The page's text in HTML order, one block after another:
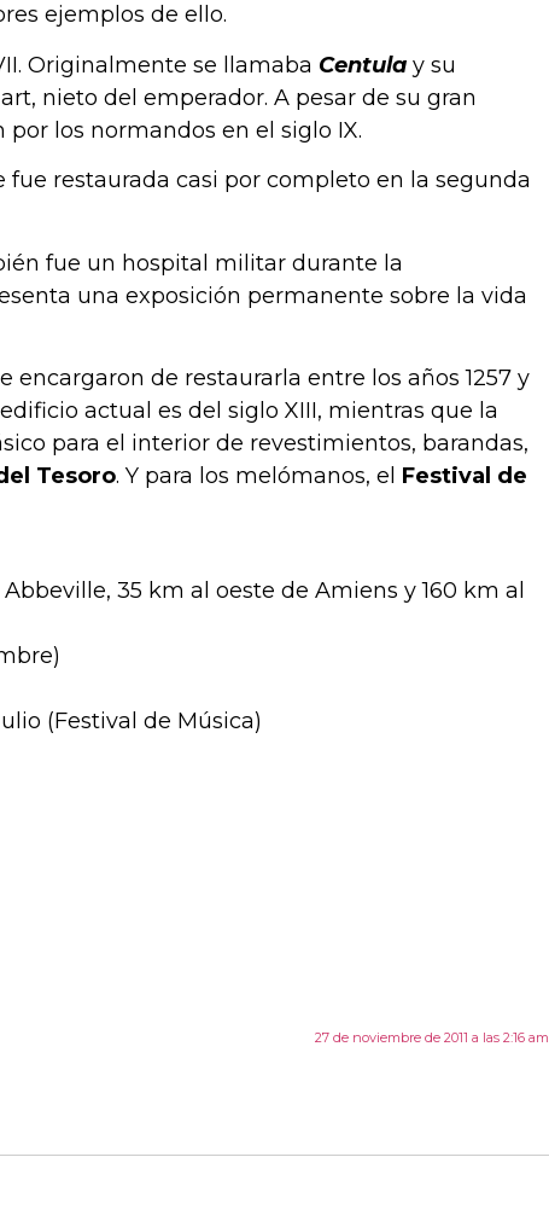
ejemplos de ello.
Originalmente se llamaba Centula y su
nieto del emperador. A pesar de su gran
los normandos en el siglo IX.
restaurada casi por completo en la segunda
fue un hospital militar durante la
una exposición permanente sobre la vida
de restaurarla entre los años 1257 y
actual es del siglo XIII, mientras que la
para el interior de revestimientos, barandas,
Tesoro. Y para los melómanos, el Festival de
35 km al oeste de Amiens y 160 km al
(Festival de Música)
27 de noviembre de 2011 a las 2:16 am